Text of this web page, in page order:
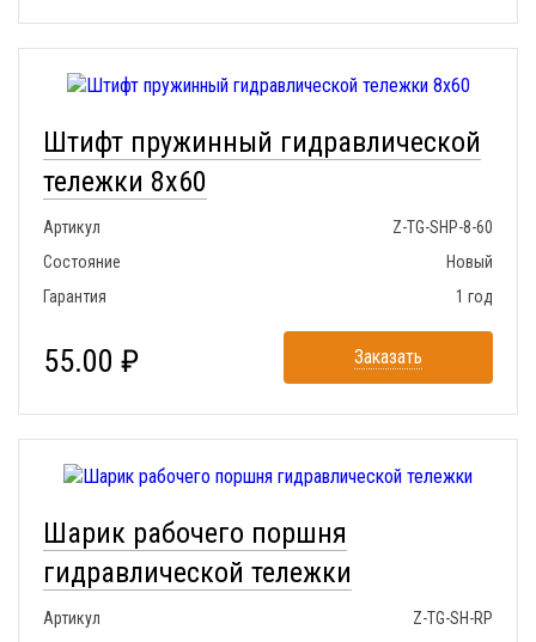
Штифт пружинный гидравлической
тележки 8x60
Артикул
Z-TG-SHP-8-60
Состояние
Новый
Гарантия
1 год
55.00 ₽ Заказать
Шарик рабочего поршня
гидравлической тележки
Артикул
Z-TG-SH-RP